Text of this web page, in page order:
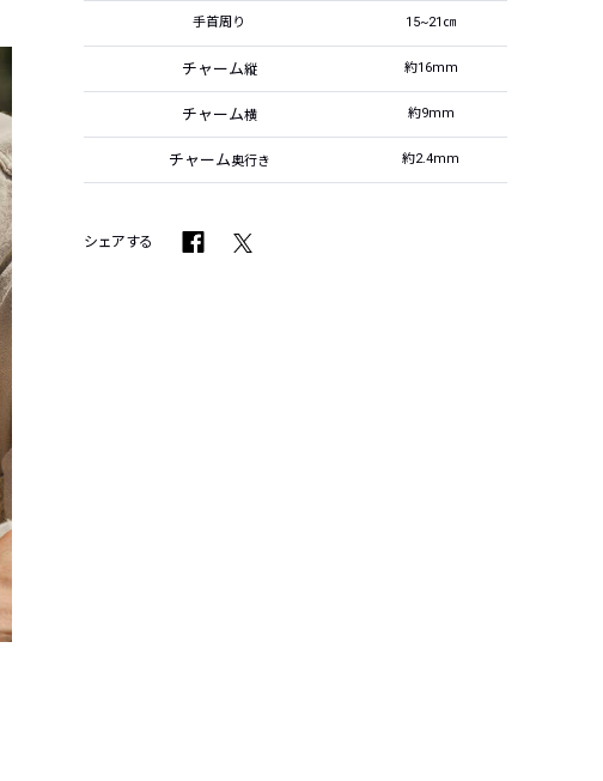
手首周り 15~21㎝
チャーム縦 約16mm
チャーム横 約9mm
チャーム奥行き 約2.4mm
シェアする